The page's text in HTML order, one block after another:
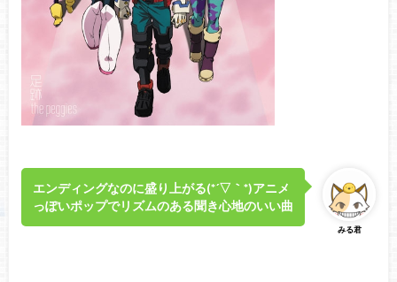
みる君
エンディングなのに盛り上がる(*´▽｀*)アニメ
っぽいポップでリズムのある聞き心地のいい曲